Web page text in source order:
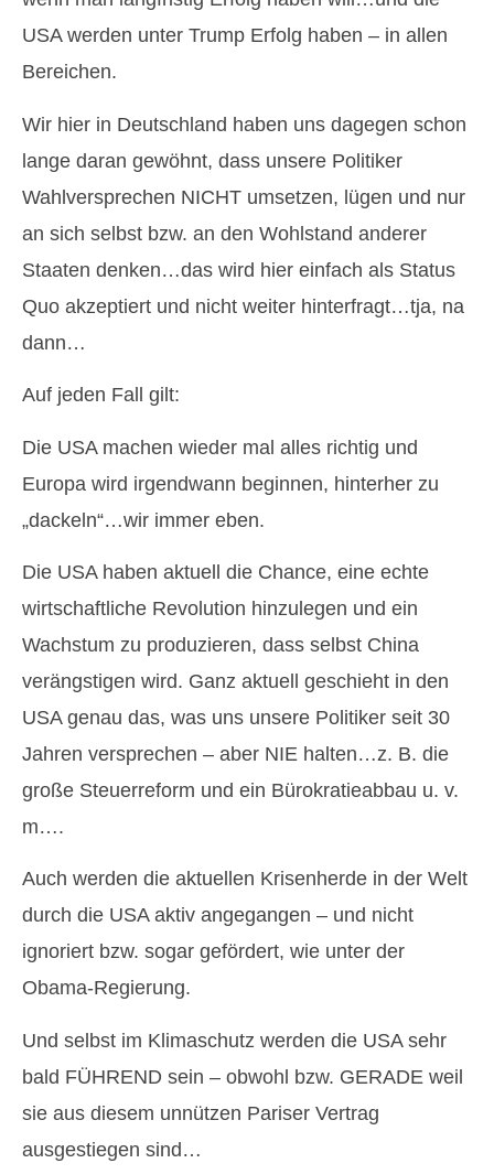
USA werden unter Trump Erfolg haben – in allen
Bereichen.
Wir hier in Deutschland haben uns dagegen schon
lange daran gewöhnt, dass unsere Politiker
Wahlversprechen NICHT umsetzen, lügen und nur
an sich selbst bzw. an den Wohlstand anderer
Staaten denken…das wird hier einfach als Status
Quo akzeptiert und nicht weiter hinterfragt…tja, na
dann…
Auf jeden Fall gilt:
Die USA machen wieder mal alles richtig und
Europa wird irgendwann beginnen, hinterher zu
„dackeln“…wir immer eben.
Die USA haben aktuell die Chance, eine echte
wirtschaftliche Revolution hinzulegen und ein
Wachstum zu produzieren, dass selbst China
verängstigen wird. Ganz aktuell geschieht in den
USA genau das, was uns unsere Politiker seit 30
Jahren versprechen – aber NIE halten…z. B. die
große Steuerreform und ein Bürokratieabbau u. v.
m….
Auch werden die aktuellen Krisenherde in der Welt
durch die USA aktiv angegangen – und nicht
ignoriert bzw. sogar gefördert, wie unter der
Obama-Regierung.
Und selbst im Klimaschutz werden die USA sehr
bald FÜHREND sein – obwohl bzw. GERADE weil
sie aus diesem unnützen Pariser Vertrag
ausgestiegen sind…